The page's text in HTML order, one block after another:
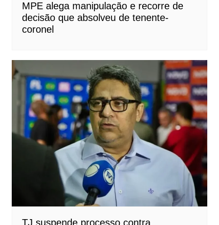
MPE alega manipulação e recorre de
decisão que absolveu de tenente-
coronel
TJ suspende processo contra